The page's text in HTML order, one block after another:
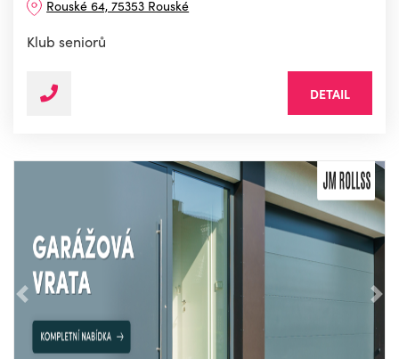
Rouské 64, 75353 Rouské
Klub seniorů
DETAIL
Předchozí